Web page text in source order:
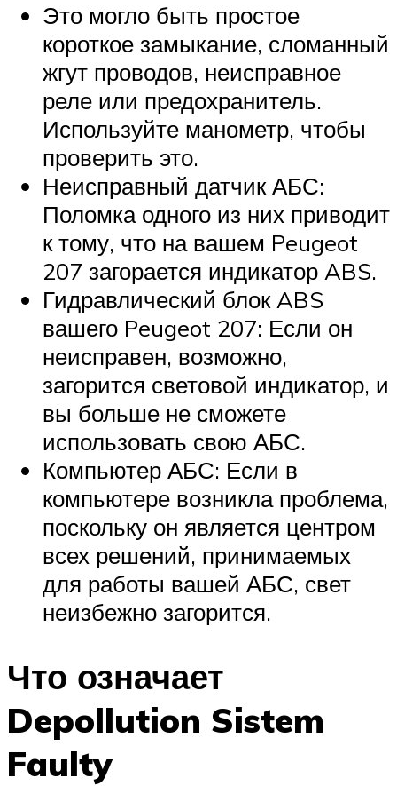
Это могло быть простое
короткое замыкание, сломанный
жгут проводов, неисправное
реле или предохранитель.
Используйте манометр, чтобы
проверить это.
Неисправный датчик АБС:
Поломка одного из них приводит
к тому, что на вашем Peugeot
207 загорается индикатор ABS.
Гидравлический блок ABS
вашего Peugeot 207: Если он
неисправен, возможно,
загорится световой индикатор, и
вы больше не сможете
использовать свою АБС.
Компьютер АБС: Если в
компьютере возникла проблема,
поскольку он является центром
всех решений, принимаемых
для работы вашей АБС, свет
неизбежно загорится.
Что означает
Depollution Sistem
Faulty